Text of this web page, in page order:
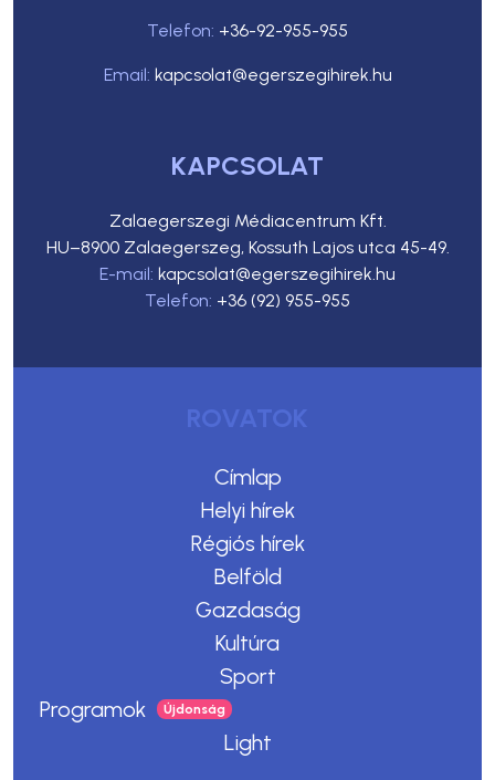
Telefon: +36-92-955-955
Email: kapcsolat@egerszegihirek.hu
KAPCSOLAT
Zalaegerszegi Médiacentrum Kft.
HU–8900 Zalaegerszeg, Kossuth Lajos utca 45-49.
E-mail: kapcsolat@egerszegihirek.hu
Telefon: +36 (92) 955-955
ROVATOK
Címlap
Helyi hírek
Régiós hírek
Belföld
Gazdaság
Kultúra
Sport
Programok
Light